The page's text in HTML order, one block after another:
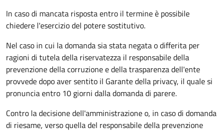
In caso di mancata risposta entro il termine è possibile
chiedere l'esercizio del potere sostitutivo.
Nel caso in cui la domanda sia stata negata o differita per
ragioni di tutela della riservatezza il responsabile della
prevenzione della corruzione e della trasparenza dell'ente
provvede dopo aver sentito il Garante della privacy, il quale si
pronuncia entro 10 giorni dalla domanda di parere.
Contro la decisione dell'amministrazione o, in caso di domanda
di riesame, verso quella del responsabile della prevenzione